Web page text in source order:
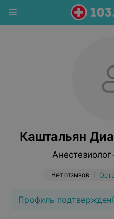
Каштальян
Нет отзывов
Профиль подтвержден